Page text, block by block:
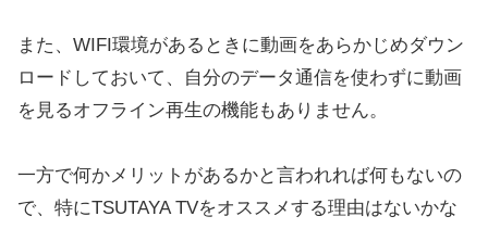
また、WIFI環境があるときに動画をあらかじめダウン
ロードしておいて、自分のデータ通信を使わずに動画
を見るオフライン再生の機能もありません。
一方で何かメリットがあるかと言われれば何もないの
で、特にTSUTAYA TVをオススメする理由はないかな